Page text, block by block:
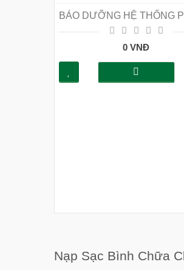
0 VNĐ
Nạp Sạc Bình Chữa